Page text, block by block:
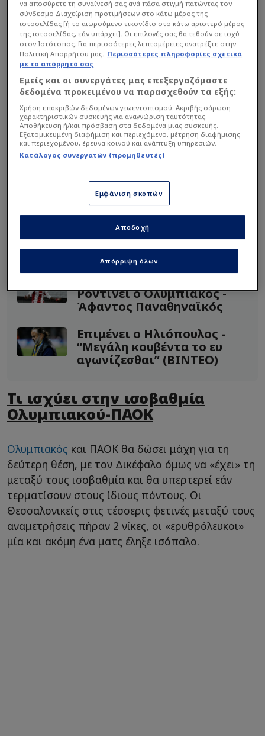
Οι Πειραιώτες με το τρίποντο έφτασαν τους 65
βαθμούς και με νίκη την τελευταία αγωνιστική
στη Φιλαδέλφεια κόντρα στηνΑΕΚ
βαθμούς, θέλει την Κυριακή νίκη δική του και
ήττα ή ισοπαλία των Πειραιωτών για να βρεθεί
δεύτερος.
Διαβάστε επίσης...
Ροντινέι ο Ολυμπιακός -
Άφαντος Παναθηναϊκός
Επιμένει ο Ηλιόπουλος -
“Μεγάλη κουβέντα το ευ
αγωνίζεσθαι” (ΒΙΝΤΕΟ)
Τι ισχύει στην ισοβαθμία
Ολυμπιακού-ΠΑΟΚ
Ολυμπιακός και ΠΑΟΚ θα δώσει μάχη για τη
δεύτερη θέση, με τον Δικέφαλο όμως να «έχει» τη
μεταξύ τους ισοβαθμία και θα υπερτερεί εάν
τερματίσουν στους ίδιους πόντους. Οι
Θεσσαλονικείς στις τέσσερις φετινές μεταξύ τους
αναμετρήσεις πήραν 2 νίκες, οι «ερυθρόλευκοι»
μία και ακόμη ένα ματς έληξε ισόπαλο.
να αποσύρετε τη συναίνεσή σας ανά πάσα στιγμή πατώντας τον
σύνδεσμο Διαχείριση προτιμήσεων στο κάτω μέρος της
ιστοσελίδας [ή το αιωρούμενο εικονίδιο στο κάτω αριστερό μέρος
της ιστοσελίδας, εάν υπάρχει]. Οι επιλογές σας θα τεθούν σε ισχύ
στον Ιστότοπος. Για περισσότερες λεπτομέρειες ανατρέξτε στην
Πολιτική Απορρήτου μας. Περισσότερες πληροφορίες σχετικά
με το απόρρητό σας
Εμείς και οι συνεργάτες μας επεξεργαζόμαστε
δεδομένα προκειμένου να παρασχεθούν τα εξής:
Χρήση επακριβών δεδομένων γεωεντοπισμού. Ακριβής σάρωση
χαρακτηριστικών συσκευής για αναγνώριση ταυτότητας.
Αποθήκευση ή/και πρόσβαση στα δεδομένα μιας συσκευής.
Εξατομικευμένη διαφήμιση και περιεχόμενο, μέτρηση διαφήμισης
και περιεχομένου, έρευνα κοινού και ανάπτυξη υπηρεσιών.
Κατάλογος συνεργατών (προμηθευτές)
Εμφάνιση σκοπών
Απόρριψη όλων
Αποδοχή